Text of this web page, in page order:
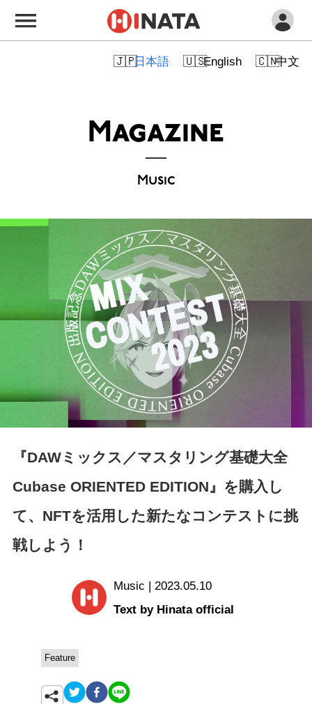
English
日本語 中文
Magazine
Music
『DAWミックス／マスタリング基礎大全
Cubase ORIENTED EDITION』を購入し
て、NFTを活用した新たなコンテストに挑
戦しよう！
Music | 2023.05.10
Text by Hinata official
Feature